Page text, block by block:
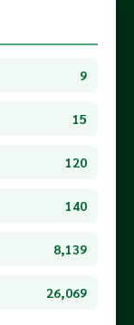
9
15
120
140
8,139
26,069